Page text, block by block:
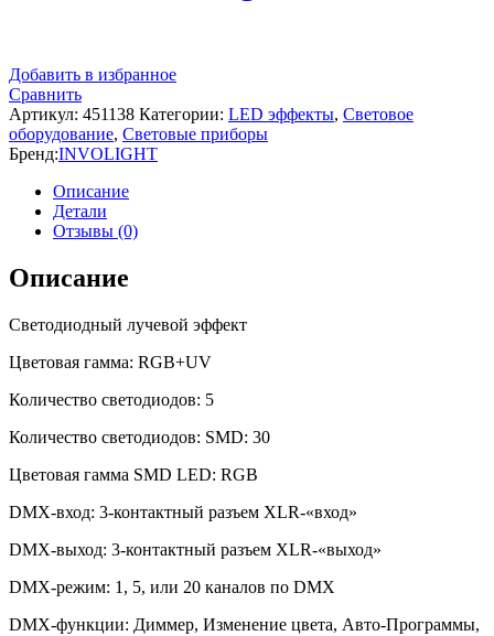
Добавить в избранное
Сравнить
Артикул: 451138 Категории: LED эффекты, Световое
оборудование, Световые приборы
Бренд:INVOLIGHT
Описание
Детали
Отзывы (0)
Описание
Светодиодный лучевой эффект
Цветовая гамма: RGB+UV
Количество светодиодов: 5
Количество светодиодов: SMD: 30
Цветовая гамма SMD LED: RGB
DMX-вход: 3-контактный разъем XLR-«вход»
DMX-выход: 3-контактный разъем XLR-«выход»
DMX-режим: 1, 5, или 20 каналов по DMX
DMX-функции: Диммер, Изменение цвета, Авто-Программы,